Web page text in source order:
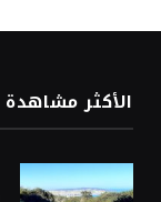
الأكثر مشاهدة